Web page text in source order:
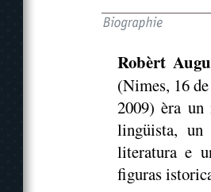
Robèrt
(Nimes, 16
2009) èra un
lingüista, un
literatura e
figuras